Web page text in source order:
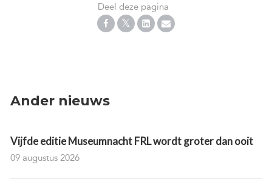
Deel deze pagina
Ander nieuws
Vijfde editie Museumnacht FRL wordt groter dan ooit
09 augustus 2026